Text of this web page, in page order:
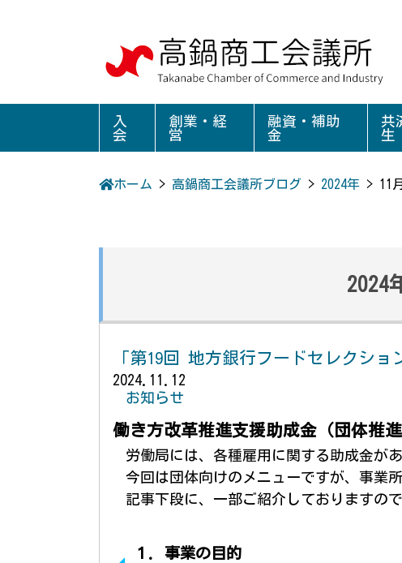
入
会
創業・経
営
融資・補助
金
共
生
ホーム > 高鍋商工会議所ブログ > 2024年 > 11月
2024
「第19回 地方銀行フードセレクショ
2024.11.12
お知らせ
働き方改革推進支援助成金（団体推
労働局には、各種雇用に関する助成金があ
今回は団体向けのメニューですが、事業
記事下段に、一部ご紹介しておりますの
１. 事業の目的